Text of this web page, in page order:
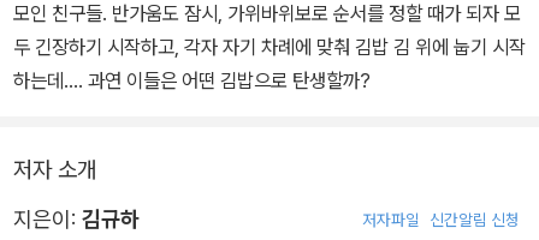
모인 친구들. 반가움도 잠시, 가위바위보로 순서를 정할 때가 되자 모
두 긴장하기 시작하고, 각자 자기 차례에 맞춰 김밥 김 위에 눕기 시작
하는데…. 과연 이들은 어떤 김밥으로 탄생할까?
저자 소개
지은이: 김규하 저자파일 신간알림 신청